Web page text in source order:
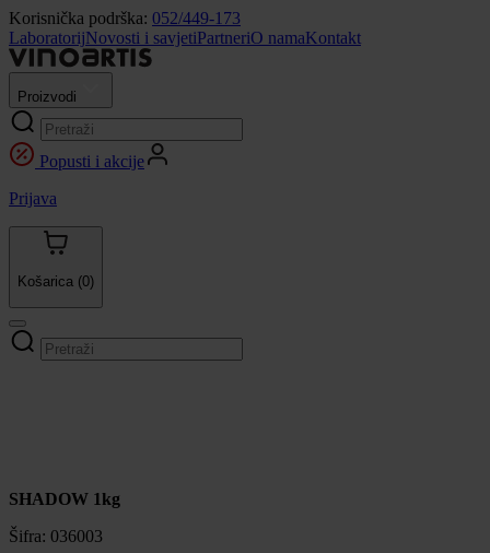
Korisnička podrška: 052/449-173
LaboratorijNovosti i savjetiPartneriO namaKontakt
Proizvodi
Popusti i akcije
Prijava
Košarica (0)
SHADOW 1kg
Šifra: 036003